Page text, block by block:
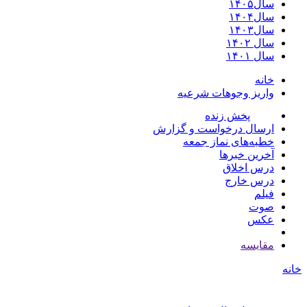
سال۱۴۰۵
سال۱۴۰۴
سال۱۴۰۳
سال ۱۴۰۲
سال ۱۴۰۱
خانه
واریز وجوهات شرعیه
پخش زنده
ارسال درخواست و گزارش
خطبه‌های نماز جمعه
آخرین خبرها
درس اخلاق
درس خارج
فیلم
صوت
عکس
مقايسه
خانه